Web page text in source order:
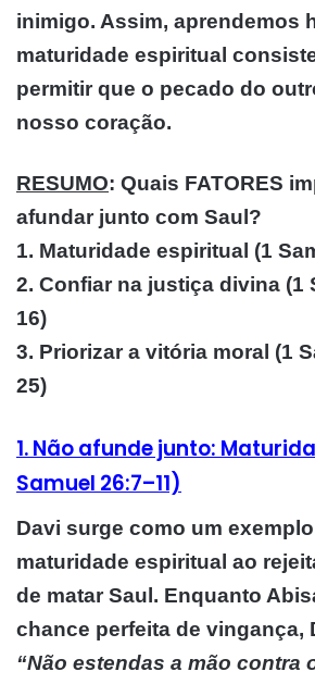
inimigo. Assim, aprendemos
maturidade espiritual
permitir que o pecado do
nosso coração.
RESUMO: Quais FATORES
afundar junto com Saul?
1. Maturidade espiritual (1
2. Confiar na justiça divina (1
16)
3. Priorizar a vitória moral (1
25)
1. Não afunde junto:
Samuel 26:7–11)
Davi surge como um
maturidade espiritual ao
de matar Saul. Enquanto
chance perfeita de vingança,
“Não estendas a mão contra